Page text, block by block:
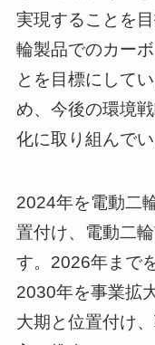
実現することを
輪製品でのカー
とを目標にして
め、今後の環境
化に取り組んでい
2024年を電動二
置付け、電動二
す。2026年まで
2030年を事業拡
大期と位置付け